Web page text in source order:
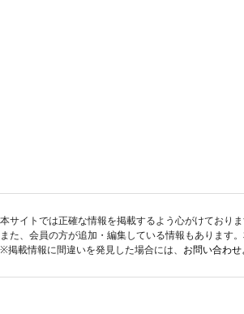
本サイトでは正確な情報を掲載するよう心がけており
また、会員の方が追加・編集している情報もあります
※掲載情報に間違いを発見した場合には、 お問い合わせ